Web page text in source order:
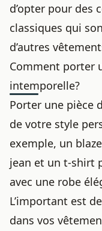
d’opter pour des
classiques qui
d’autres
Comment porter
intemporelle?
Porter une pièce
de votre style
exemple, un
jean et un t-shirt
avec une robe
L’important est
dans vos